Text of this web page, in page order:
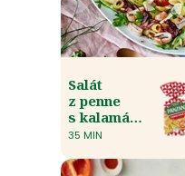
Salát
z penne
s kalamáry
a palmovým
35 MIN